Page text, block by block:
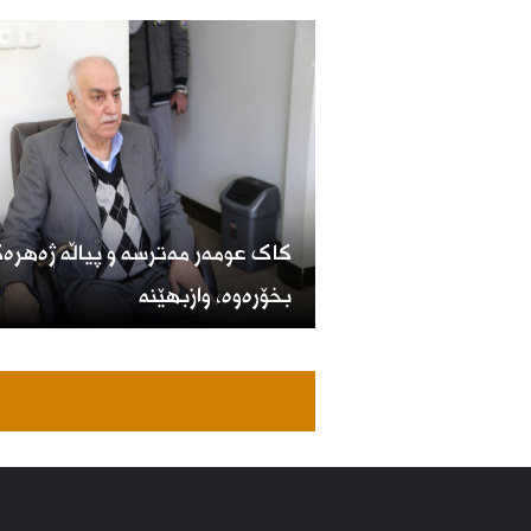
کاک عومەر مەترسە و پیاڵە
بخۆرەوە، وازبهێنە